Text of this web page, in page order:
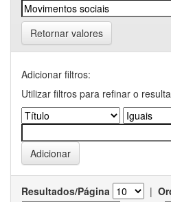
Retornar valores
Adicionar filtros:
Utilizar filtros para refinar o
Resultados/Página |